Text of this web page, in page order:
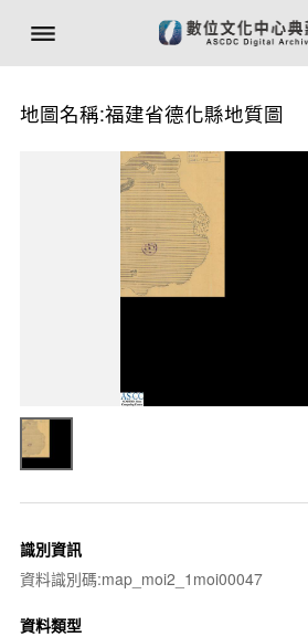
地圖名稱:福建省德化縣地質圖
識別資訊
資料識別碼:map_moi2_1moi00047
資料類型